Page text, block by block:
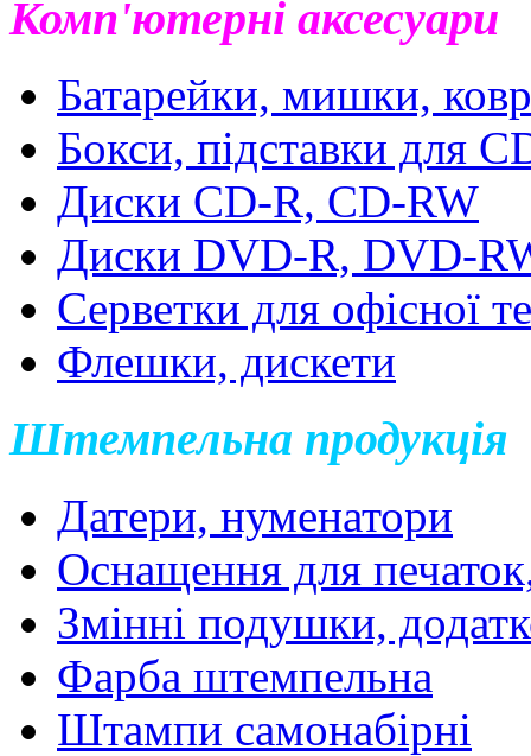
Комп'ютерні аксесуари
Батарейки, мишки,
Бокси, підставки для
Диски CD-R, CD-RW
Диски DVD-R, DVD-
Серветки для офісної
Флешки, дискети
Штемпельна продукція
Датери, нуменатори
Оснащення для
Змінні подушки,
Фарба штемпельна
Штампи самонабірні